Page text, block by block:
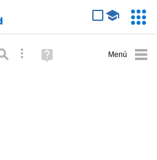
Búsqueda avanzada
Ayuda
(en